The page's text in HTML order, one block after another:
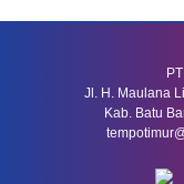
Jl. H. Maulana
Kab. Batu